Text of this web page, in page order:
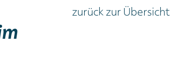
zurück zur Übersicht